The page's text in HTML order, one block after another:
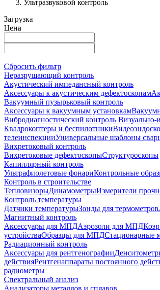
Ультразвуковой контроль
Загрузка
Цена
Сбросить фильтр
Неразрушающий контроль
Акустический импедансный контроль
Аксессуары к акустическим дефектоскопам
Вакуумный пузырьковый контроль
Аксессуары к вакуумным установкам
Вибродиагностический контроль Визуально-
Квадрокоптеры и беспилотники
телеинспекцииУниверсальные шаблоны
Вихретоковый контроль
Вихретоковые дефектоскопыСтруктуроскопы
Капиллярный контроль
Ультрафиолетовые фонариКонтрольные
Контроль в строительстве
ТепловизорыДинамометрыИзмерители
Контроль температуры
Датчики температурыЗонды для термометров
Магнитный контроль
Аксессуары для МПДАэрозоли для МПД
устройстваОбразцы для МПДСтационарные
Радиационный контроль
Аксессуары для рентгенографии
действияРентгенаппараты постоянного
радиометры
Спектральный анализ